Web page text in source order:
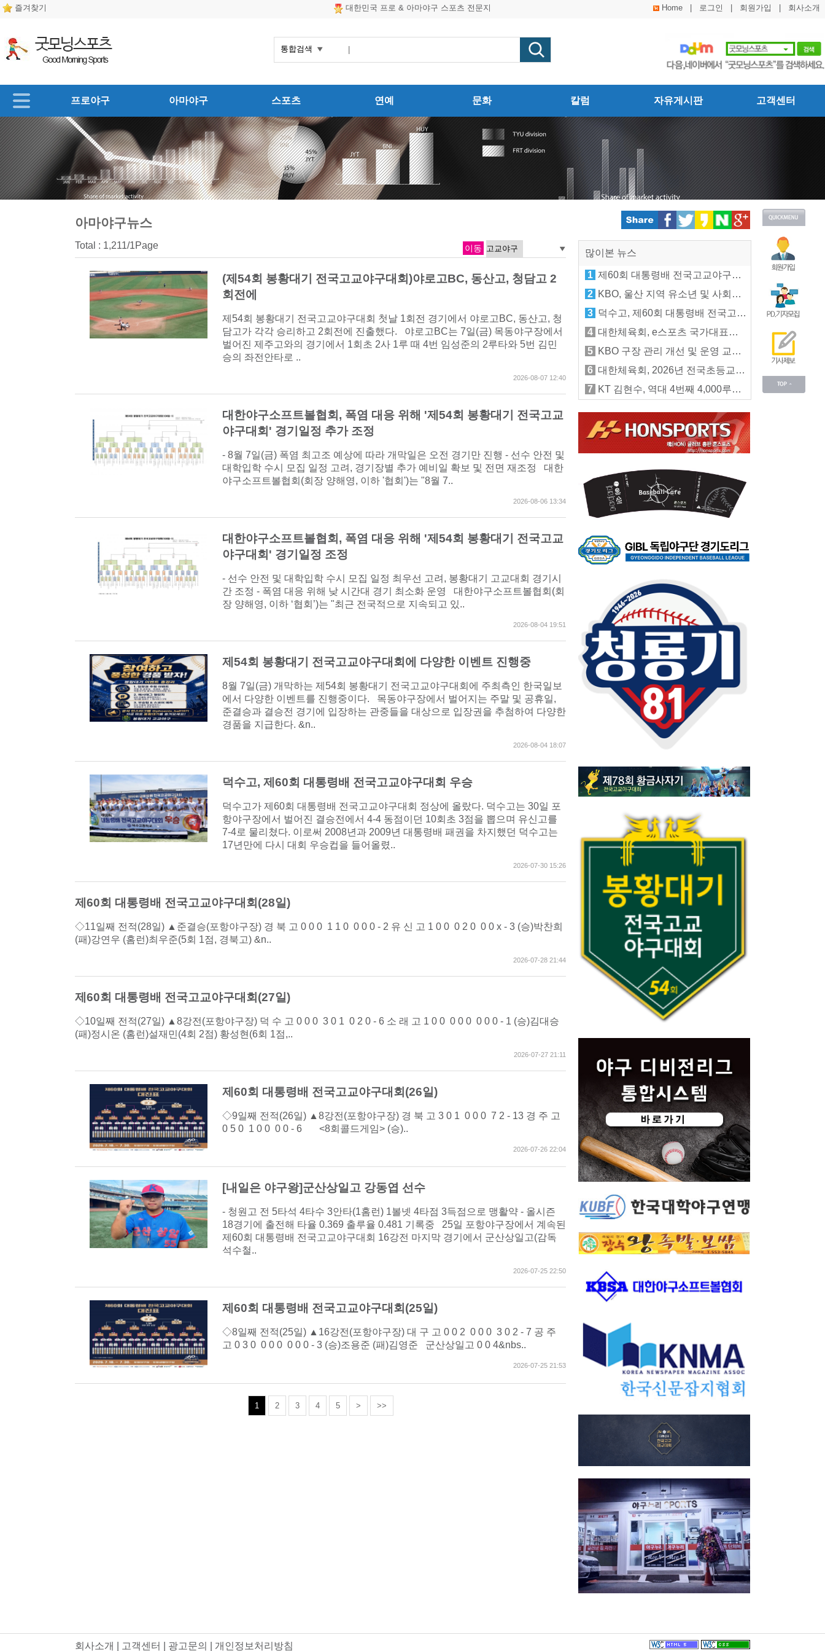
즐겨찾기 대한민국 프로 & 아마야구 스포츠 전문지 Home| 로그인 회원가입 회사소개
프로야구 아마야구 스포츠 연예 문화 칼럼 자유게시판 고객센터
아마야구뉴스
Total : 1,211/1Page 이동
(제54회 봉황대기 전국고교야구대회)야로고BC, 동산고, 청담고 2
회전에
제54회 봉황대기 전국고교야구대회 첫날 1회전 경기에서 야로고BC, 동산고, 청
담고가 각각 승리하고 2회전에 진출했다. 야로고BC는 7일(금) 목동야구장에서
벌어진 제주고와의 경기에서 1회초 2사 1루 때 4번 임성준의 2루타와 5번 김민
승의 좌전안타로 ..
2026-08-07 12:40
대한야구소프트볼협회, 폭염 대응 위해 '제54회 봉황대기 전국고교
야구대회' 경기일정 추가 조정
- 8월 7일(금) 폭염 최고조 예상에 따라 개막일은 오전 경기만 진행 - 선수 안전 및
대학입학 수시 모집 일정 고려, 경기장별 추가 예비일 확보 및 전면 재조정 대한
야구소프트볼협회(회장 양해영, 이하 '협회')는 "8월 7..
2026-08-06 13:34
대한야구소프트볼협회, 폭염 대응 위해 '제54회 봉황대기 전국고교
야구대회' 경기일정 조정
- 선수 안전 및 대학입학 수시 모집 일정 최우선 고려, 봉황대기 고교대회 경기시
간 조정 - 폭염 대응 위해 낮 시간대 경기 최소화 운영 대한야구소프트볼협회(회
장 양해영, 이하 ‘협회’)는 "최근 전국적으로 지속되고 있..
2026-08-04 19:51
제54회 봉황대기 전국고교야구대회에 다양한 이벤트 진행중
8월 7일(금) 개막하는 제54회 봉황대기 전국고교야구대회에 주최측인 한국일보
에서 다양한 이벤트를 진행중이다. 목동야구장에서 벌어지는 주말 및 공휴일,
준결승과 결승전 경기에 입장하는 관중들을 대상으로 입장권을 추첨하여 다양한
경품을 지급한다. &n..
2026-08-04 18:07
덕수고, 제60회 대통령배 전국고교야구대회 우승
덕수고가 제60회 대통령배 전국고교야구대회 정상에 올랐다. 덕수고는 30일 포
항야구장에서 벌어진 결승전에서 4-4 동점이던 10회초 3점을 뽑으며 유신고를
7-4로 물리쳤다. 이로써 2008년과 2009년 대통령배 패권을 차지했던 덕수고는
17년만에 다시 대회 우승컵을 들어올렸..
2026-07-30 15:26
제60회 대통령배 전국고교야구대회(28일)
◇11일째 전적(28일) ▲준결승(포항야구장) 경 북 고 0 0 0 1 1 0 0 0 0 - 2 유 신 고 1 0 0 0 2 0 0 0 x - 3 (승)박찬희
(패)강연우 (홈런)최우준(5회 1점, 경북고) &n..
2026-07-28 21:44
제60회 대통령배 전국고교야구대회(27일)
◇10일째 전적(27일) ▲8강전(포항야구장) 덕 수 고 0 0 0 3 0 1 0 2 0 - 6 소 래 고 1 0 0 0 0 0 0 0 0 - 1 (승)김대승
(패)정시온 (홈런)설재민(4회 2점) 황성현(6회 1점,..
2026-07-27 21:11
제60회 대통령배 전국고교야구대회(26일)
◇9일째 전적(26일) ▲8강전(포항야구장) 경 북 고 3 0 1 0 0 0 7 2 - 13 경 주 고
0 5 0 1 0 0 0 0 - 6 <8회콜드게임> (승)..
2026-07-26 22:04
[내일은 야구왕]군산상일고 강동엽 선수
- 청원고 전 5타석 4타수 3안타(1홈런) 1볼넷 4타점 3득점으로 맹활약 - 올시즌
18경기에 출전해 타율 0.369 출루율 0.481 기록중 25일 포항야구장에서 계속된
제60회 대통령배 전국고교야구대회 16강전 마지막 경기에서 군산상일고(감독
석수철..
2026-07-25 22:50
제60회 대통령배 전국고교야구대회(25일)
◇8일째 전적(25일) ▲16강전(포항야구장) 대 구 고 0 0 2 0 0 0 3 0 2 - 7 공 주
고 0 3 0 0 0 0 0 0 0 - 3 (승)조용준 (패)김영준 군산상일고 0 0 4&nbs..
2026-07-25 21:53
1 2 3 4 5 > >>
많이본 뉴스
1 제60회 대통령배 전국고교야구대회(28일)
2 KBO, 울산 지역 유소년 및 사회인 야구팀에 야구공 지원
3 덕수고, 제60회 대통령배 전국고교야구대회 우승
4 대한체육회, e스포츠 국가대표팀 첫 선수촌 입촌 훈련 지원
5 KBO 구장 관리 개선 및 운영 교육 사업 선정 입찰 시행
6 대한체육회, 2026년 전국초등교원체육연수 개최
7
KT 김현수, 역대 4번째 4,000루타 '-7'
회사소개 고객센터 광고문의 개인정보처리방침